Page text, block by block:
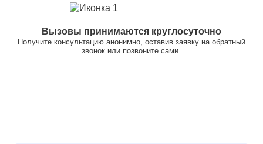
Вызовы принимаются круглосуточно
Получите консультацию анонимно, оставив заявку на обратный
звонок или позвоните сами.